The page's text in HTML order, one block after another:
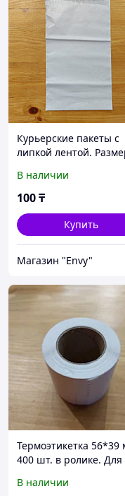
Курьерские пакеты с
липкой лентой.
Отправка. Доставка.
В наличии
100₸
Купить
Магазин "Envy"
Термоэтикетка 56*39
400 шт. в ролике. Для
термотрансферные.
В наличии